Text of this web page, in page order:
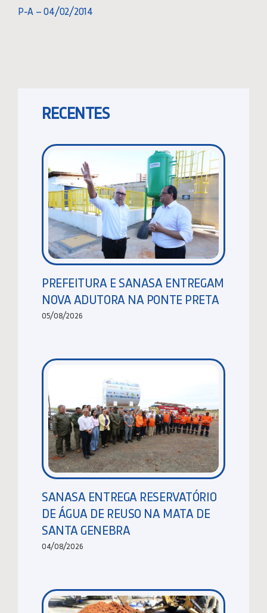
P-A – 04/02/2014
RECENTES
PREFEITURA E SANASA ENTREGAM
NOVA ADUTORA NA PONTE PRETA
05/08/2026
SANASA ENTREGA RESERVATÓRIO
DE ÁGUA DE REUSO NA MATA DE
SANTA GENEBRA
04/08/2026